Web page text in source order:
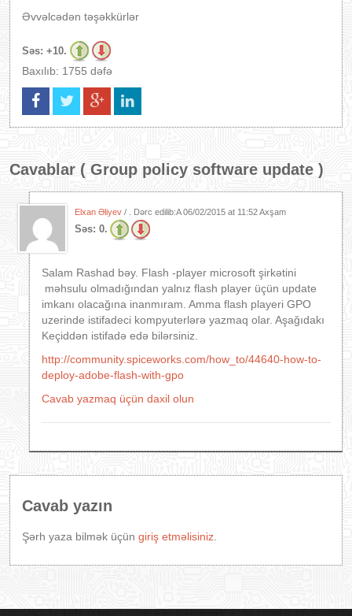
Əvvəlcədən təşəkkürlər
Səs: +10.
Baxılıb: 1755 dəfə
Cavablar ( Group policy software update )
Elxan Əliyev / . Dərc edilib:A06/02/2015 at 11:52 Axşam
Səs: 0.
Salam Rashad bəy. Flash -player microsoft şirkətini
məhsulu olmadığından yalnız flash player üçün update
imkanı olacağına inanmıram. Amma flash playeri GPO
uzerinde istifadeci kompyuterlərə yazmaq olar. Aşağıdakı
Keçiddən istifadə edə bilərsiniz.
http://community.spiceworks.com/how_to/44640-how-to-
deploy-adobe-flash-with-gpo
Cavab yazmaq üçün daxil olun
Cavab yazın
Şərh yaza bilmək üçün giriş etməlisiniz